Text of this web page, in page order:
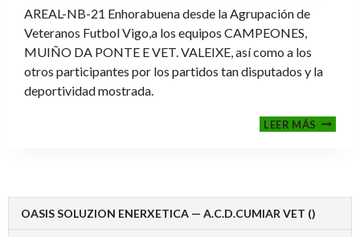
AREAL-NB-21 Enhorabuena desde la Agrupación de
Veteranos Futbol Vigo,a los equipos CAMPEONES,
MUIÑO DA PONTE E VET. VALEIXE, así como a los
otros participantes por los partidos tan disputados y la
deportividad mostrada.
LEER MÁS
2024-
OASIS SOLUZION ENERXETICA — A.C.D.CUMIAR VET ()